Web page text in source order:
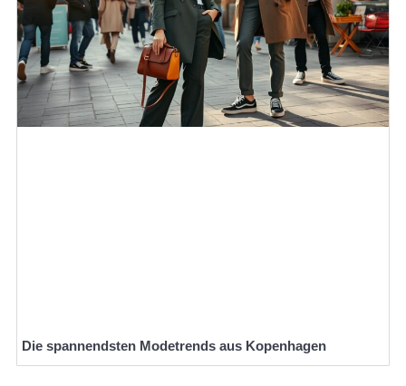
Die spannendsten Modetrends aus Kopenhagen